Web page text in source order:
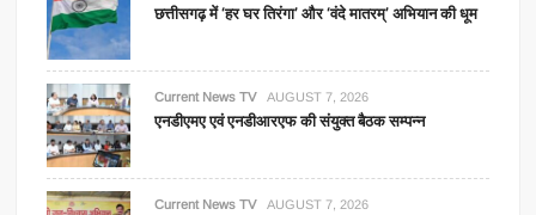
छत्तीसगढ़ में ‘हर घर तिरंगा’ और ‘वंदे मातरम्’ अभियान की धूम
Current News TV AUGUST 7, 2026
एनडीएमए एवं एनडीआरएफ की संयुक्त बैठक सम्पन्न
Current News TV AUGUST 7, 2026